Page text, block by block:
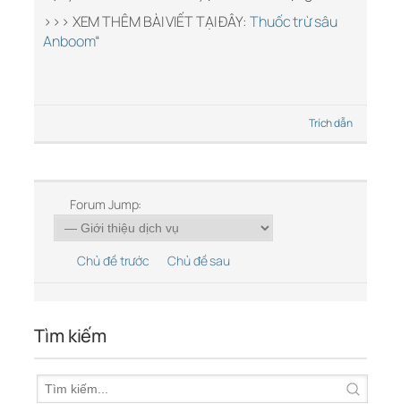
>>> XEM THÊM BÀI VIẾT TẠI ĐÂY: Thuốc trừ sâu
Anboom“
Trích dẫn
Forum Jump:
Chủ đề trước Chủ đề sau
Tìm kiếm